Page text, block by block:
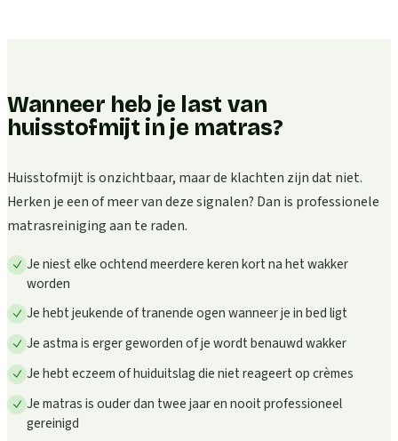
Wanneer heb je last van
huisstofmijt in je matras?
Huisstofmijt is onzichtbaar, maar de klachten zijn dat niet.
Herken je een of meer van deze signalen? Dan is professionele
matrasreiniging aan te raden.
Je niest elke ochtend meerdere keren kort na het wakker
worden
Je hebt jeukende of tranende ogen wanneer je in bed ligt
Je astma is erger geworden of je wordt benauwd wakker
Je hebt eczeem of huiduitslag die niet reageert op crèmes
Je matras is ouder dan twee jaar en nooit professioneel
gereinigd